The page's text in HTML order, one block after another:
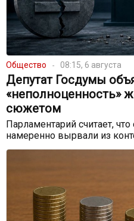
Общество 08:15, 6 августа
Депутат Госдумы
«неполноценность»
сюжетом
Парламентарий считает,
намеренно вырвали из